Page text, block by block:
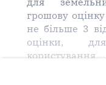
грошову
не більше 3
оцінки,